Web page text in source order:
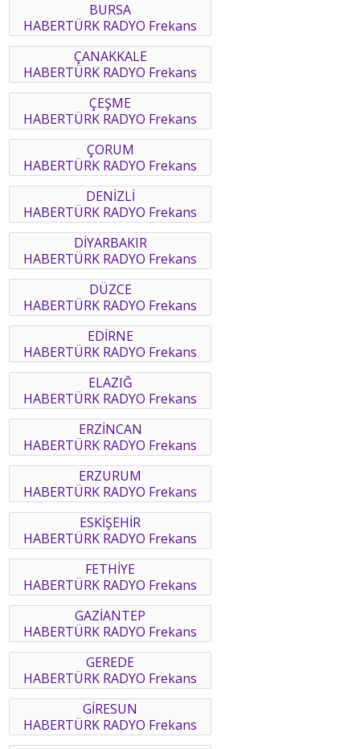
BURSA
HABERTÜRK RADYO Frekans
ÇANAKKALE
HABERTÜRK RADYO Frekans
ÇEŞME
HABERTÜRK RADYO Frekans
ÇORUM
HABERTÜRK RADYO Frekans
DENİZLİ
HABERTÜRK RADYO Frekans
DİYARBAKIR
HABERTÜRK RADYO Frekans
DÜZCE
HABERTÜRK RADYO Frekans
EDİRNE
HABERTÜRK RADYO Frekans
ELAZIĞ
HABERTÜRK RADYO Frekans
ERZİNCAN
HABERTÜRK RADYO Frekans
ERZURUM
HABERTÜRK RADYO Frekans
ESKİŞEHİR
HABERTÜRK RADYO Frekans
FETHİYE
HABERTÜRK RADYO Frekans
GAZİANTEP
HABERTÜRK RADYO Frekans
GEREDE
HABERTÜRK RADYO Frekans
GİRESUN
HABERTÜRK RADYO Frekans